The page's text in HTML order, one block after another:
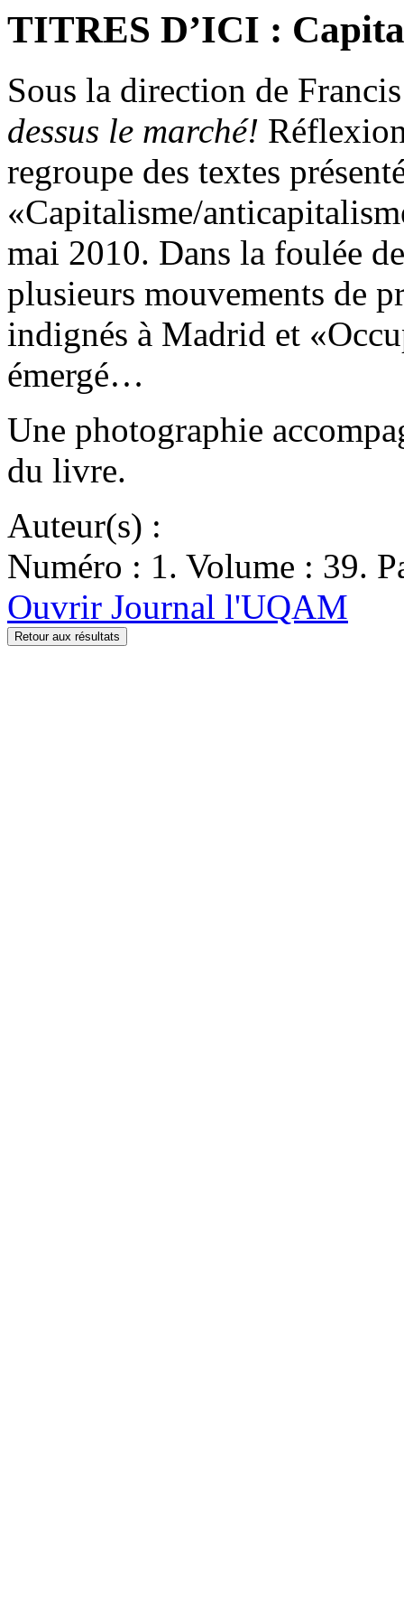
TITRES D’ICI :
Sous la direction de
dessus le marché!
regroupe des textes
«Capitalisme/
mai 2010. Dans la foulée
plusieurs mouvements de
indignés à Madrid et
émergé…
Une photographie
du livre.
Auteur(s) :
Numéro : 1. Volume : 39.
Ouvrir Journal l'UQAM
Retour aux résultats